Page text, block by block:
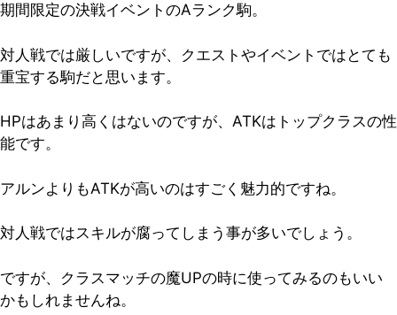
期間限定の決戦イベントのAランク駒。
対人戦では厳しいですが、クエストやイベントではとても
重宝する駒だと思います。
HPはあまり高くはないのですが、ATKはトップクラスの性
能です。
アルンよりもATKが高いのはすごく魅力的ですね。
対人戦ではスキルが腐ってしまう事が多いでしょう。
ですが、クラスマッチの魔UPの時に使ってみるのもいい
かもしれませんね。